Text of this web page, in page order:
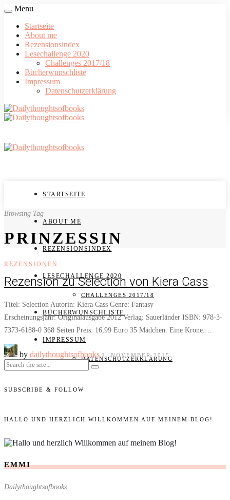
Menu
Startseite
About me
Rezensionsindex
Lesechallenge 2020
Challenges 2017/18
Bücherwunschliste
Impressum
Datenschutzerklärung
STARTSEITE
ABOUT ME
REZENSIONSINDEX
LESECHALLENGE 2020
CHALLENGES 2017/18
BÜCHERWUNSCHLISTE
IMPRESSUM
DATENSCHUTZERKLÄRUNG
Browsing Tag
PRINZESSIN
REZENSIONEN
Rezension zu Selection von Kiera Cass
Titel: Selection Autorin: Kiera Cass Genre: Fantasy
Erscheinungsjahr: Originalausgabe 2012 Verlag: Sauerländer ISBN: 978-3-
7373-6188-0 368 Seiten Preis: 16,99 Euro 35 Mädchen. Eine Krone.…
by dailythoughtsofbooks 2. NOVEMBER 2015
SUBSCRIBE & FOLLOW
HALLO UND HERZLICH WILLKOMMEN AUF MEINEM BLOG!
EMMI
Dailythoughtsofbooks